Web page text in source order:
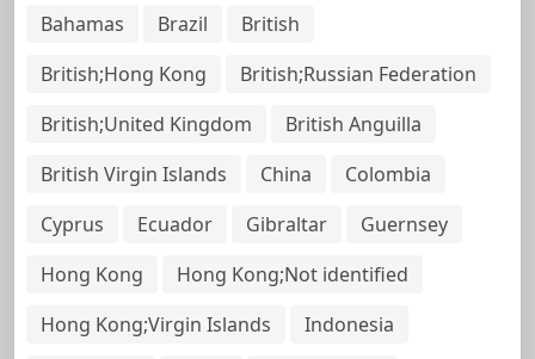
Bahamas Brazil
British
British;Hong Kong
British;Russian Federation
British;United Kingdom
British Anguilla
British Virgin Islands
China
Colombia
Cyprus
Ecuador Gibraltar
Guernsey
Hong Kong
Hong Kong;Not identified
Hong Kong;Virgin Islands
Indonesia